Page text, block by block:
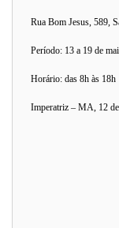
Rua Bom Jesus, 589,
Período: 13 a 19 de
Horário: das 8h às 18h
Imperatriz – MA, 12